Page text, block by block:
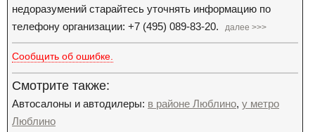
недоразумений старайтесь уточнять информацию по
телефону организации: +7 (495) 089-83-20.
далее >>>
Сообщить об ошибке.
Смотрите также:
Автосалоны и автодилеры: в районе Люблино, у метро
Люблино